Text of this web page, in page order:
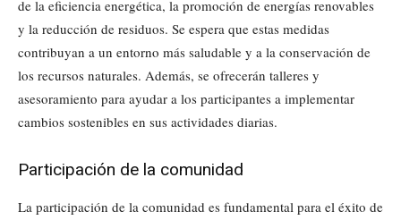
de la eficiencia energética, la promoción de energías renovables
y la reducción de residuos. Se espera que estas medidas
contribuyan a un entorno más saludable y a la conservación de
los recursos naturales. Además, se ofrecerán talleres y
asesoramiento para ayudar a los participantes a implementar
cambios sostenibles en sus actividades diarias.
Participación de la comunidad
La participación de la comunidad es fundamental para el éxito de